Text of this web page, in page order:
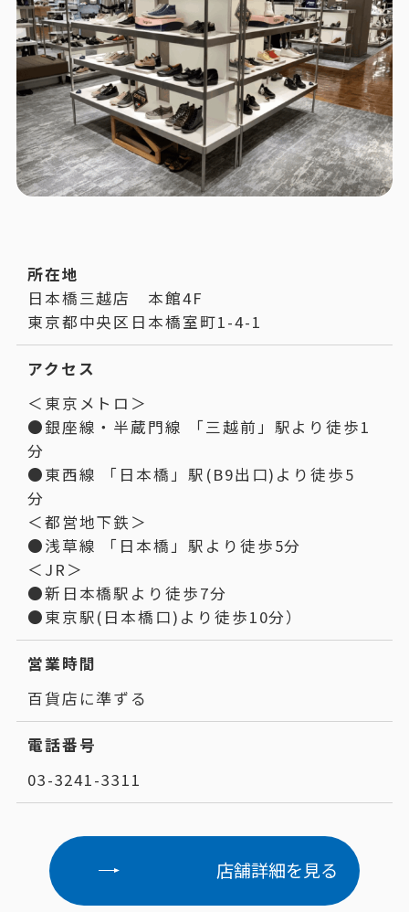
所在地
日本橋三越店 本館4F
東京都中央区日本橋室町1-4-1
アクセス
＜東京メトロ＞
●銀座線・半蔵門線 「三越前」駅より徒歩1
分
●東西線 「日本橋」駅(B9出口)より徒歩5
分
＜都営地下鉄＞
●浅草線 「日本橋」駅より徒歩5分
＜JR＞
●新日本橋駅より徒歩7分
●東京駅(日本橋口)より徒歩10分）
営業時間
百貨店に準ずる
電話番号
03-3241-3311
店舗詳細を見る